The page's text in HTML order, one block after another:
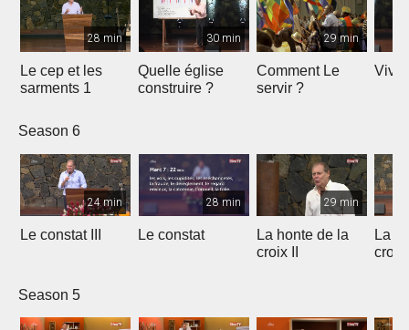
28 min
Le cep et les
sarments 1
30 min
Quelle église
construire ?
29 min
Comment Le
servir ?
Season 6
24 min
Le constat III
28 min
Le constat
29 min
La honte de la
croix II
La
croix
Season 5